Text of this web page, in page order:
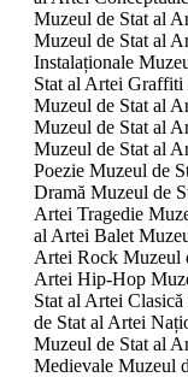
Muzeul de Stat al
Muzeul de Stat al
Instalaționale
Stat al Artei
Muzeul de Stat al
Muzeul de Stat al
Muzeul de Stat al
Poezie Muzeul de
Dramă Muzeul de
Artei Tragedie
al Artei Balet
Artei Rock Muzeul
Artei Hip-Hop
Stat al Artei
de Stat al Artei
Muzeul de Stat al
Medievale Muzeul